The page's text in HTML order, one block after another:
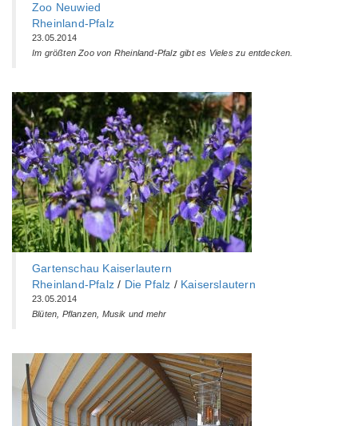
Zoo Neuwied
Rheinland-Pfalz
23.05.2014
Im größten Zoo von Rheinland-Pfalz gibt es Vieles zu entdecken.
Gartenschau Kaiserlautern
Rheinland-Pfalz / Die Pfalz / Kaiserslautern
23.05.2014
Blüten, Pflanzen, Musik und mehr